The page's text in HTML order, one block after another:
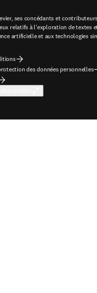
ses concédants et
relatifs à l'exploration de textes
artificielle et aux technologies
des données personnelles